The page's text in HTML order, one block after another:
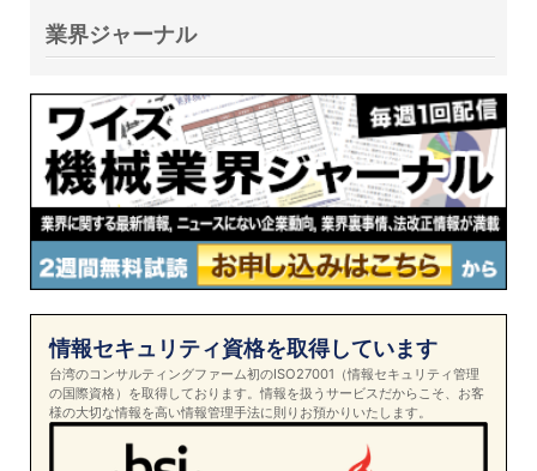
業界ジャーナル
情報セキュリティ資格を取得しています
台湾のコンサルティングファーム初のISO27001（情報セキュリティ管理
の国際資格）を取得しております。情報を扱うサービスだからこそ、お客
様の大切な情報を高い情報管理手法に則りお預かりいたします。